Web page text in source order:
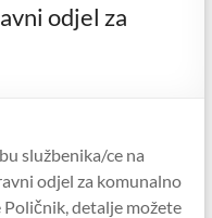
odjel za
službenika/ce na
odjel za komunalno
detalje možete